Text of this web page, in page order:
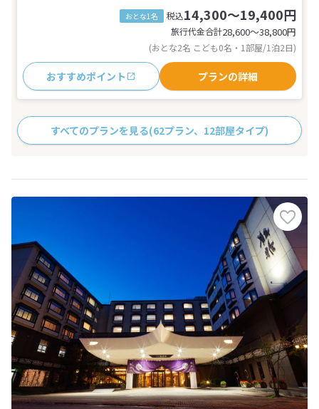
おとな1名 税込14,300～19,400円
旅行代金合計28,600〜38,800円
(おとな2名 こども0名・1部屋/1泊2日)
おすすめポイント プランの詳細
すべてのプランを見る(62プラン、12部屋タイプ)